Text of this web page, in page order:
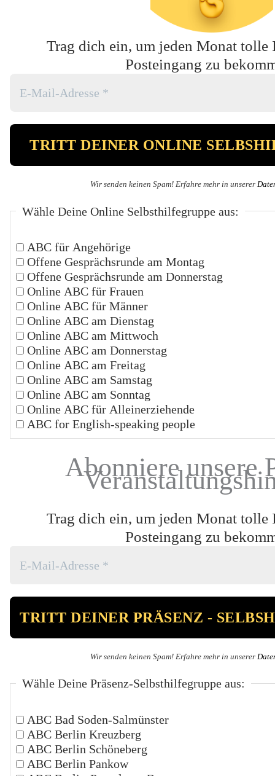
Trag dich ein, um jeden Monat tolle
Posteingang zu
Wir senden keinen Spam! Erfahre mehr in unserer
Wähle Deine Online Selbsthilfegruppe aus:
ABC für Angehörige
Offene Gesprächsrunde am Montag
Offene Gesprächsrunde am Donnerstag
Online ABC für Frauen
Online ABC für Männer
Online ABC am Dienstag
Online ABC am Mittwoch
Online ABC am Donnerstag
Online ABC am Freitag
Online ABC am Samstag
Online ABC am Sonntag
Online ABC für Alleinerziehende
ABC for English-speaking people
Abonniere unsere
Trag dich ein, um jeden Monat tolle
Posteingang zu
Wir senden keinen Spam! Erfahre mehr in unserer
Wähle Deine Präsenz-Selbsthilfegruppe aus:
ABC Bad Soden-Salmünster
ABC Berlin Kreuzberg
ABC Berlin Schöneberg
ABC Berlin Pankow